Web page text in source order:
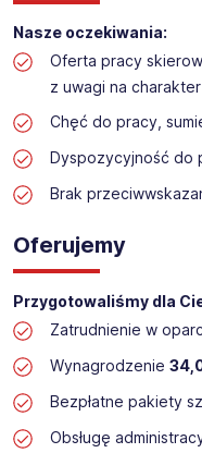
Nasze oczekiwania:
Oferta pracy
z uwagi na
Chęć do pracy,
Dyspozycyjność do
Brak
Oferujemy
Przygotowaliśmy dla
Zatrudnienie w
Wynagrodzenie
Bezpłatne pakiety
Obsługę